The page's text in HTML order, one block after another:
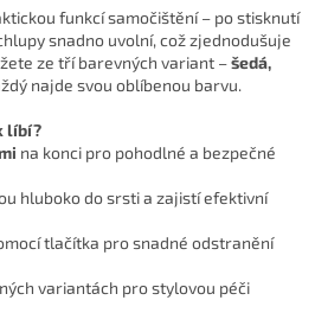
funkcí samočištění – po stisknutí
snadno uvolní, což zjednodušuje
ze tří barevných variant –šedá,
najde svou oblíbenou barvu.
líbí?
na konci pro pohodlné a bezpečné
hluboko do srsti a zajistí efektivní
tlačítka pro snadné odstranění
variantách pro stylovou péči